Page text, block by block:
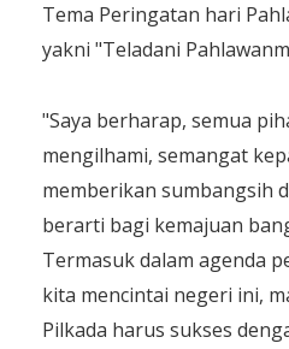
Tema Peringatan hari
yakni "Teladani
"Saya berharap, semua
mengilhami, semangat
memberikan sumbangsih
berarti bagi kemajuan
Termasuk dalam agenda
kita mencintai negeri ini,
Pilkada harus sukses